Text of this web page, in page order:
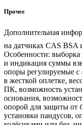
Прочее
Дополнительная
на датчиках CAS BSA
Особенности: выборка
и индикация суммы
опоры регулируемые
в жесткой оплетке,
ПК, возможность
основания,
опорой для защиты от
установки пандусов,